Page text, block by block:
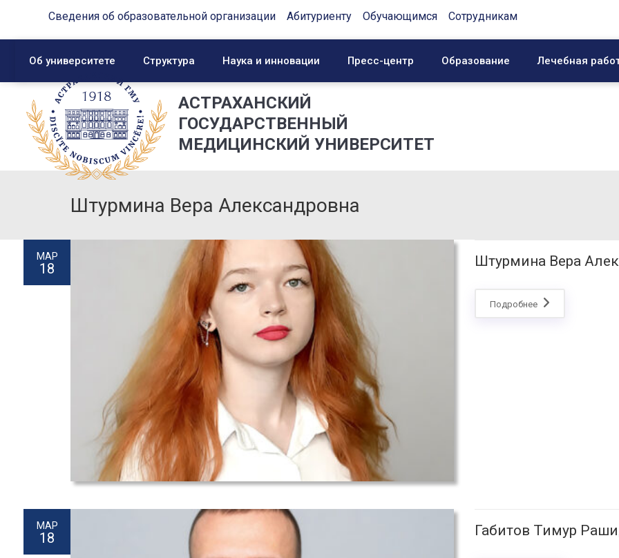
Сведения об образовательной организации Абитуриенту Обучающимся Сотрудникам
Об университете Структура Наука и инновации Пресс-центр Образование Лечебная
АСТРАХАНСКИЙ
ГОСУДАРСТВЕННЫЙ
МЕДИЦИНСКИЙ УНИВЕРСИТЕТ
Штурмина Вера Александровна
МАР
18 Штурмина Вера
Подробнее
МАР
18 Габитов Тимур